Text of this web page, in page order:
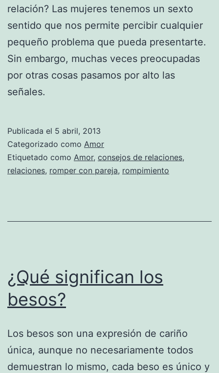
relación? Las mujeres tenemos un sexto
sentido que nos permite percibir cualquier
pequeño problema que pueda presentarte.
Sin embargo, muchas veces preocupadas
por otras cosas pasamos por alto las
señales.
Publicada el 5 abril, 2013
Categorizado como Amor
Etiquetado como Amor, consejos de relaciones,
relaciones, romper con pareja, rompimiento
¿Qué significan los
besos?
Los besos son una expresión de cariño
única, aunque no necesariamente todos
demuestran lo mismo, cada beso es único y